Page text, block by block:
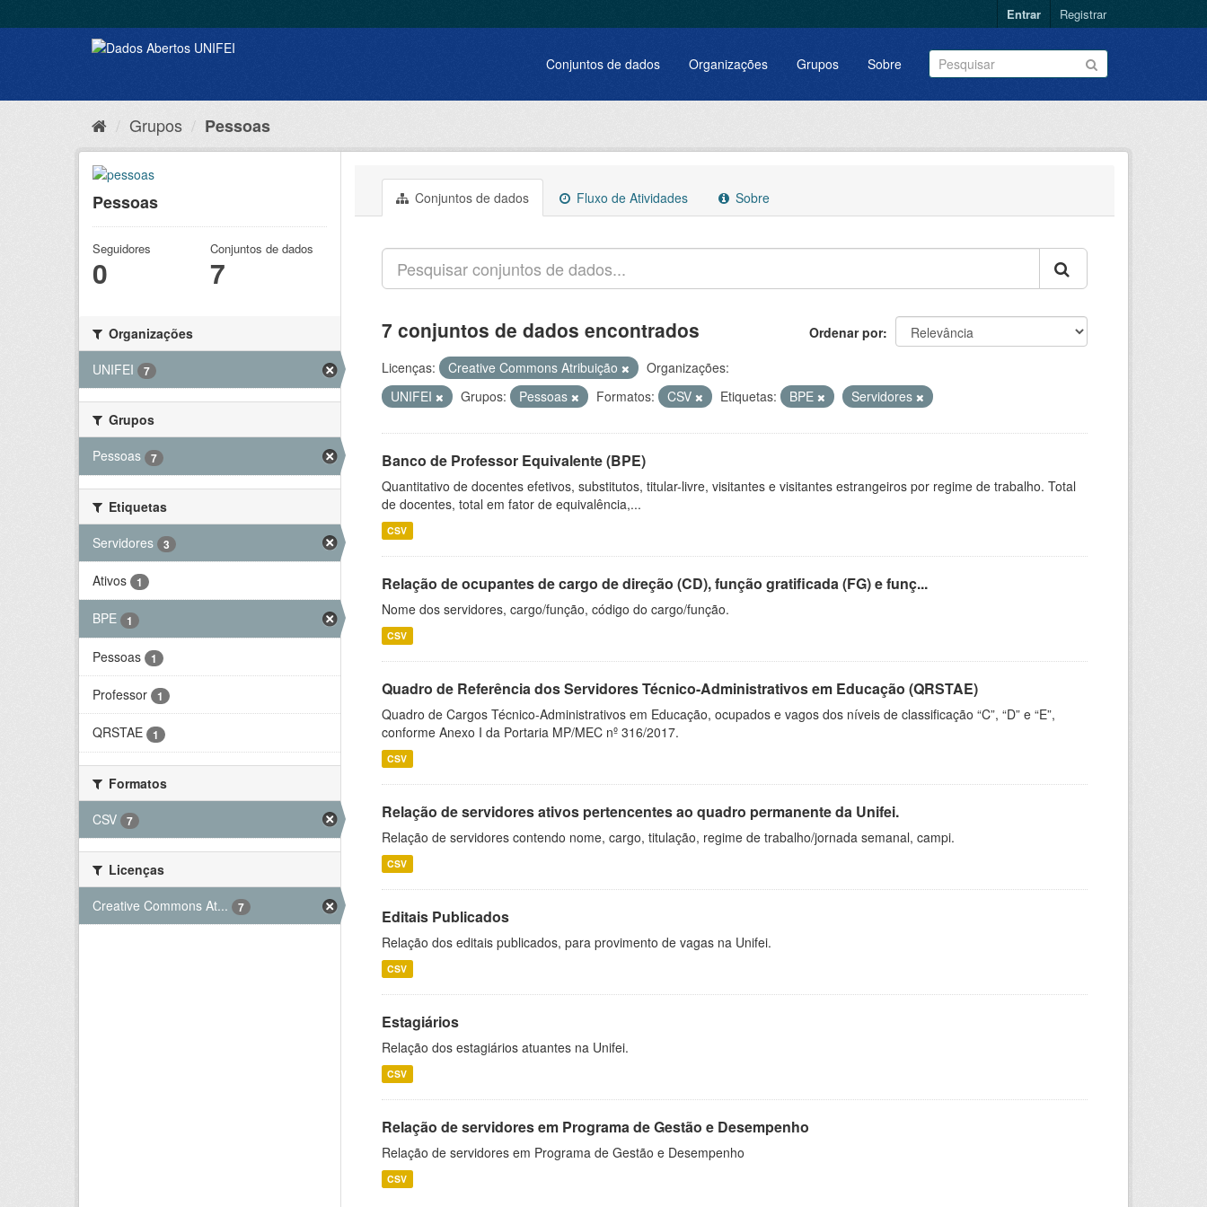
Entrar Registrar
Conjuntos de dados Organizações Grupos Sobre
Grupos Pessoas
Pessoas
Seguidores
0
Conjuntos de dados
7
Organizações
UNIFEI
7
Grupos
Pessoas
7
Etiquetas
Servidores
3
Ativos 1
BPE 1
Pessoas 1
Professor 1
QRSTAE 1
Formatos
CSV
7
Licenças
Creative Commons At...
7
Conjuntos de dados Fluxo de Atividades Sobre
Ordenar por
7 conjuntos de dados encontrados
Licenças: Creative Commons Atribuição
Organizações:
UNIFEI
Grupos: Pessoas Formatos: CSV Etiquetas: BPE Servidores
Banco de Professor Equivalente (BPE)
Quantitativo de docentes efetivos, substitutos, titular-livre, visitantes e visitantes estrangeiros por regime de trabalho. Total
de docentes, total em fator de equivalência,...
CSV
Relação de ocupantes de cargo de direção (CD), função gratificada (FG) e funç...
Nome dos servidores, cargo/função, código do cargo/função.
CSV
Quadro de Referência dos Servidores Técnico-Administrativos em Educação (QRSTAE)
Quadro de Cargos Técnico-Administrativos em Educação, ocupados e vagos dos níveis de classificação “C”, “D” e “E”,
conforme Anexo I da Portaria MP/MEC nº 316/2017.
CSV
Relação de servidores ativos pertencentes ao quadro permanente da Unifei.
Relação de servidores contendo nome, cargo, titulação, regime de trabalho/jornada semanal, campi.
CSV
Editais Publicados
Relação dos editais publicados, para provimento de vagas na Unifei.
CSV
Estagiários
Relação dos estagiários atuantes na Unifei.
CSV
Relação de servidores em Programa de Gestão e Desempenho
Relação de servidores em Programa de Gestão e Desempenho
CSV